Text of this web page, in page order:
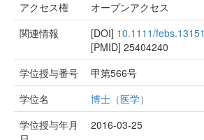
アクセス権
オープンアクセス
関連情報
[DOI] 10.1111/febs.13151
[PMID] 25404240
学位授与番号
甲第566号
学位名
博士（医学）
学位授与年月
2016-03-25